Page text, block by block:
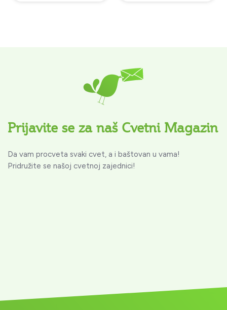
Prijavite se za naš Cvetni Magazin
Da vam procveta svaki cvet, a i baštovan u vama!
Pridružite se našoj cvetnoj zajednici!